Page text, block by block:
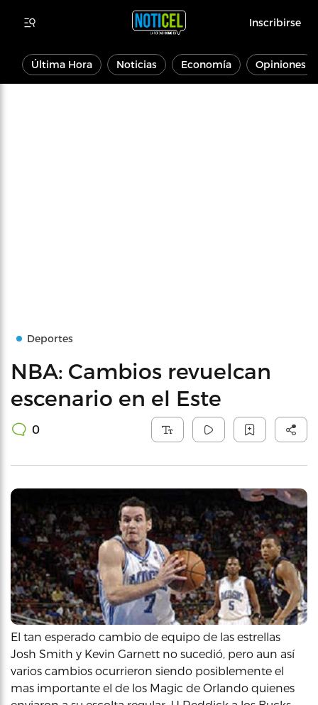
Inscribirse
Última Hora Noticias Economía Opiniones
Deportes
NBA: Cambios revuelcan
escenario en el Este
0
El tan esperado cambio de equipo de las estrellas
Josh Smith y Kevin Garnett no sucedió, pero aun así
varios cambios ocurrieron siendo posiblemente el
mas importante el de los Magic de Orlando quienes